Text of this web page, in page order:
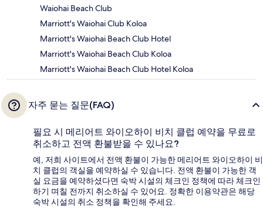
Waiohai Beach Club
Marriott's Waiohai Club Koloa
Marriott's Waiohai Beach Club Hotel
Marriott's Waiohai Beach Club Koloa
Marriott's Waiohai Beach Club Hotel Koloa
자주 묻는 질문(FAQ)
필요 시 메리어트 와이오하이 비치 클럽 예약을 무료로
취소하고 전액 환불받을 수 있나요?
예, 저희 사이트에서 전액 환불이 가능한 메리어트 와이오하이 비
치 클럽의 객실을 예약하실 수 있습니다. 전액 환불이 가능한 객
실 요금을 예약하셨다면 숙박 시설의 체크인 정책에 따라 체크인
하기 며칠 전까지 취소하실 수 있어요. 정확한 이용약관은 해당
숙박 시설의 취소 정책을 확인해 주세요.